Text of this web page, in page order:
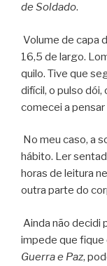
de Soldado.
Volume de capa
16,5 de largo.
quilo. Tive que
difícil, o pulso dói,
comecei a
No meu caso, a
hábito. Ler
horas de leitura
outra parte do
Ainda não decidi
impede que fique
Guerra e Paz,